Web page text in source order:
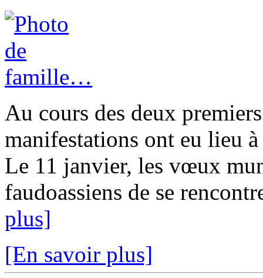
Au cours des deux
manifestations ont eu lieu
Le 11 janvier, les vœux
faudoassiens de se
plus]
[En savoir plus]